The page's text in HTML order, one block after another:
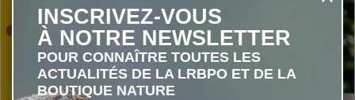
INSCRIVEZ-VOUS
À NOTRE NEWSLETTER
POUR CONNAÎTRE TOUTES LES
ACTUALITÉS DE LA LRBPO ET DE LA
BOUTIQUE NATURE